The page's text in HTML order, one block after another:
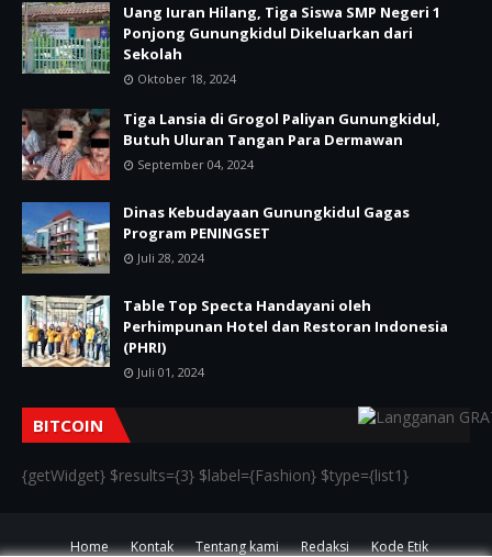
Uang Iuran Hilang, Tiga Siswa SMP Negeri 1
Ponjong Gunungkidul Dikeluarkan dari
Sekolah
Oktober 18, 2024
Tiga Lansia di Grogol Paliyan Gunungkidul,
Butuh Uluran Tangan Para Dermawan
September 04, 2024
Dinas Kebudayaan Gunungkidul Gagas
Program PENINGSET
Juli 28, 2024
Table Top Specta Handayani oleh
Perhimpunan Hotel dan Restoran Indonesia
(PHRI)
Juli 01, 2024
BITCOIN
{getWidget} $results={3} $label={Fashion} $type={list1}
Home Kontak Tentang kami Redaksi Kode Etik